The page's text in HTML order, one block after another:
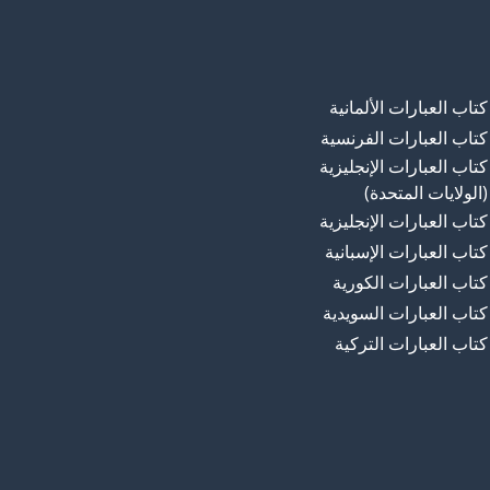
كتاب العبارات الألمانية
كتاب العبارات الفرنسية
كتاب العبارات الإنجليزية
(الولايات المتحدة)
كتاب العبارات الإنجليزية
كتاب العبارات الإسبانية
كتاب العبارات الكورية
كتاب العبارات السويدية
كتاب العبارات التركية